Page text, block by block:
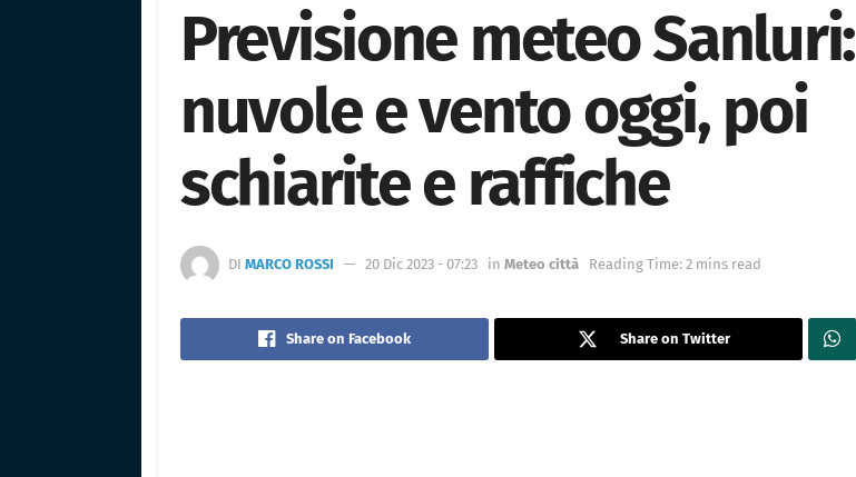
Previsione meteo Sanluri:
nuvole e vento oggi, poi
schiarite e raffiche
DI MARCO ROSSI 20 Dic 2023 - 07:23 in Meteo città Reading Time: 2 mins read
Share on Facebook Share on Twitter